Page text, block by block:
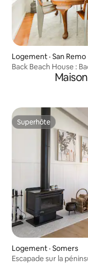
Logement · San Remo
Back Beach House :
Superhôte
Superhôte
Logement · Somers
Escapade sur la